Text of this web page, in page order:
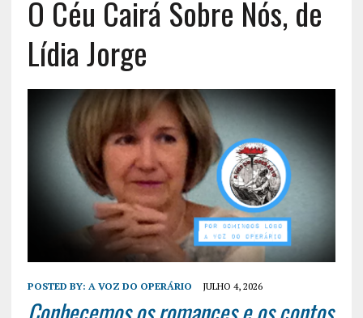
O Céu Cairá Sobre Nós, de
Lídia Jorge
POSTED BY: A VOZ DO OPERÁRIO JULHO 4, 2026